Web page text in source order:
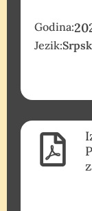
Godina:
Jezik: